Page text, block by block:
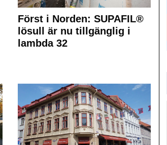
Först i Norden: SUPAFIL®
lösull är nu tillgänglig i
lambda 32